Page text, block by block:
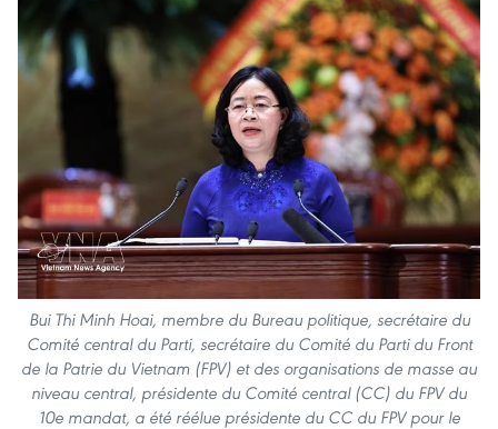
Bui Thi Minh Hoai, membre du Bureau politique, secrétaire du
Comité central du Parti, secrétaire du Comité du Parti du Front
de la Patrie du Vietnam (FPV) et des organisations de masse au
niveau central, présidente du Comité central (CC) du FPV du
10e mandat, a été réélue présidente du CC du FPV pour le